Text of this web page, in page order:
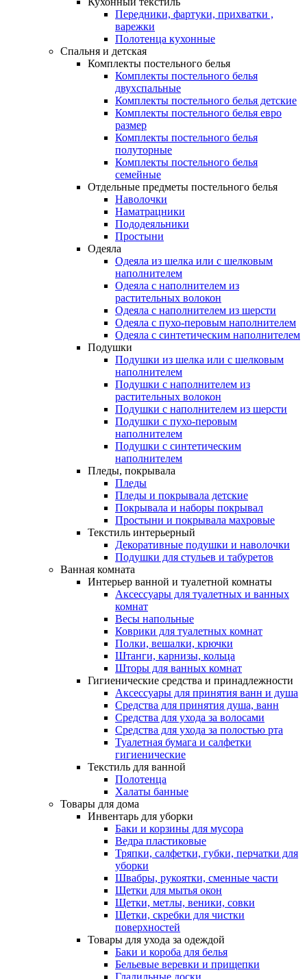
Передники, фартуки, прихватки ,
варежки
Полотенца кухонные
Спальня и детская
Комплекты постельного белья
Комплекты постельного белья
двухспальные
Комплекты постельного белья детские
Комплекты постельного белья евро
размер
Комплекты постельного белья
полуторные
Комплекты постельного белья
семейные
Отдельные предметы постельного белья
Наволочки
Наматрацники
Пододеяльники
Простыни
Одеяла
Одеяла из шелка или с шелковым
наполнителем
Одеяла с наполнителем из
растительных волокон
Одеяла с наполнителем из шерсти
Одеяла с пухо-перовым наполнителем
Одеяла с синтетическим наполнителем
Подушки
Подушки из шелка или с шелковым
наполнителем
Подушки с наполнителем из
растительных волокон
Подушки с наполнителем из шерсти
Подушки с пухо-перовым
наполнителем
Подушки с синтетическим
наполнителем
Пледы, покрывала
Пледы
Пледы и покрывала детские
Покрывала и наборы покрывал
Простыни и покрывала махровые
Текстиль интерьерный
Декоративные подушки и наволочки
Подушки для стульев и табуретов
Ванная комната
Интерьер ванной и туалетной комнаты
Аксессуары для туалетных и ванных
комнат
Весы напольные
Коврики для туалетных комнат
Полки, вешалки, крючки
Штанги, карнизы, кольца
Шторы для ванных комнат
Гигиенические средства и принадлежности
Аксессуары для принятия ванн и душа
Средства для принятия душа, ванн
Средства для ухода за волосами
Средства для ухода за полостью рта
Туалетная бумага и салфетки
гигиенические
Текстиль для ванной
Полотенца
Халаты банные
Товары для дома
Инвентарь для уборки
Баки и корзины для мусора
Ведра пластиковые
Тряпки, салфетки, губки, перчатки для
уборки
Швабры, рукоятки, сменные части
Щетки для мытья окон
Щетки, метлы, веники, совки
Щетки, скребки для чистки
поверхностей
Товары для ухода за одеждой
Баки и короба для белья
Бельевые веревки и прищепки
Гладильные доски